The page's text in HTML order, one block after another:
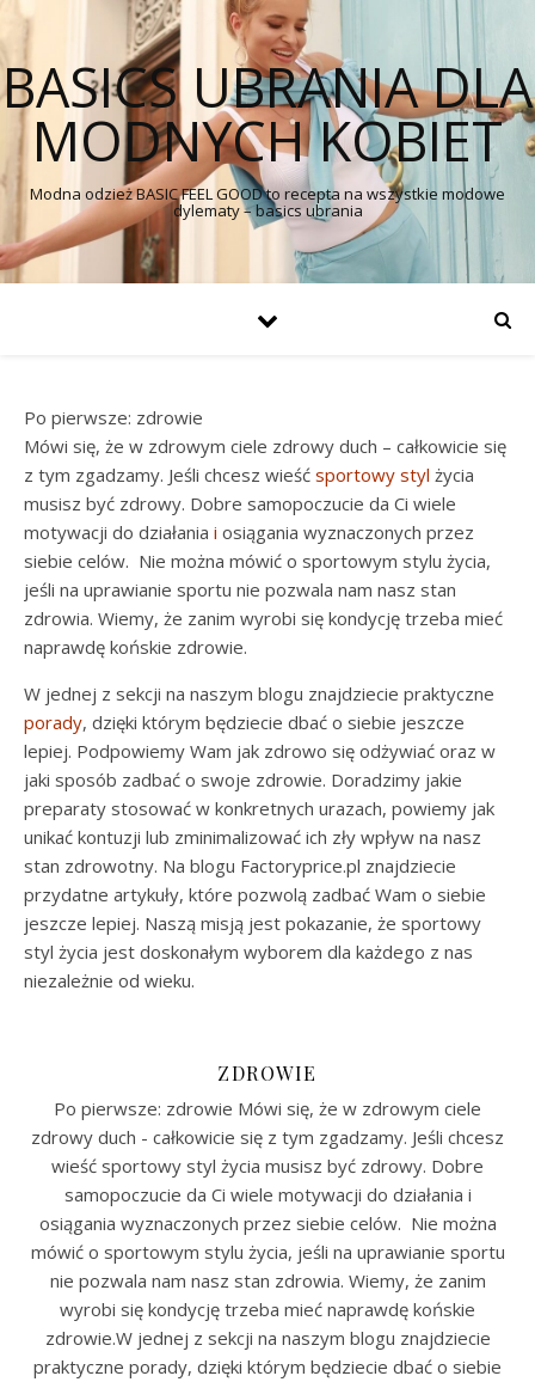
BASICS UBRANIA DLA
MODNYCH KOBIET
Modna odzież BASIC FEEL GOOD to recepta na wszystkie modowe
dylematy – basics ubrania
Po pierwsze: zdrowie
Mówi się, że w zdrowym ciele zdrowy duch – całkowicie się
z tym zgadzamy. Jeśli chcesz wieść sportowy styl życia
musisz być zdrowy. Dobre samopoczucie da Ci wiele
motywacji do działania i osiągania wyznaczonych przez
siebie celów. Nie można mówić o sportowym stylu życia,
jeśli na uprawianie sportu nie pozwala nam nasz stan
zdrowia. Wiemy, że zanim wyrobi się kondycję trzeba mieć
naprawdę końskie zdrowie.
W jednej z sekcji na naszym blogu znajdziecie praktyczne
porady, dzięki którym będziecie dbać o siebie jeszcze
lepiej. Podpowiemy Wam jak zdrowo się odżywiać oraz w
jaki sposób zadbać o swoje zdrowie. Doradzimy jakie
preparaty stosować w konkretnych urazach, powiemy jak
unikać kontuzji lub zminimalizować ich zły wpływ na nasz
stan zdrowotny. Na blogu Factoryprice.pl znajdziecie
przydatne artykuły, które pozwolą zadbać Wam o siebie
jeszcze lepiej. Naszą misją jest pokazanie, że sportowy
styl życia jest doskonałym wyborem dla każdego z nas
niezależnie od wieku.
ZDROWIE
Po pierwsze: zdrowie Mówi się, że w zdrowym ciele
zdrowy duch - całkowicie się z tym zgadzamy. Jeśli chcesz
wieść sportowy styl życia musisz być zdrowy. Dobre
samopoczucie da Ci wiele motywacji do działania i
osiągania wyznaczonych przez siebie celów. Nie można
mówić o sportowym stylu życia, jeśli na uprawianie sportu
nie pozwala nam nasz stan zdrowia. Wiemy, że zanim
wyrobi się kondycję trzeba mieć naprawdę końskie
zdrowie.W jednej z sekcji na naszym blogu znajdziecie
praktyczne porady, dzięki którym będziecie dbać o siebie